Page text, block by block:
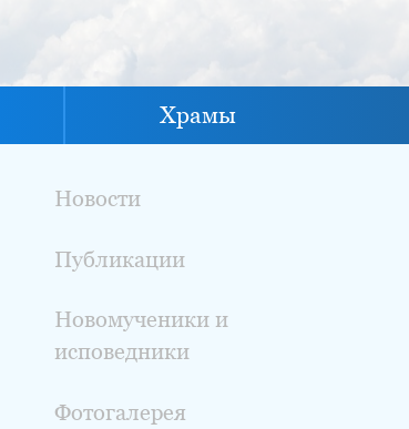
Храмы
Новости
Публикации
Новомученики и
исповедники
Фотогалерея